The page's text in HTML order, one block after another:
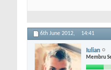
6th June 2012, 14:41
Iulian
Membru